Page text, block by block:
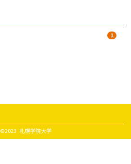
1
©2023 札幌学院大学